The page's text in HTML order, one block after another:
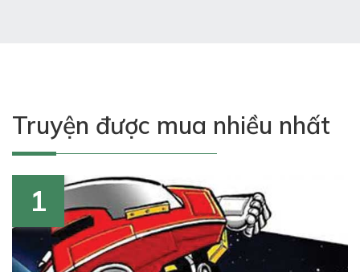
Truyện được mua nhiều nhất
1